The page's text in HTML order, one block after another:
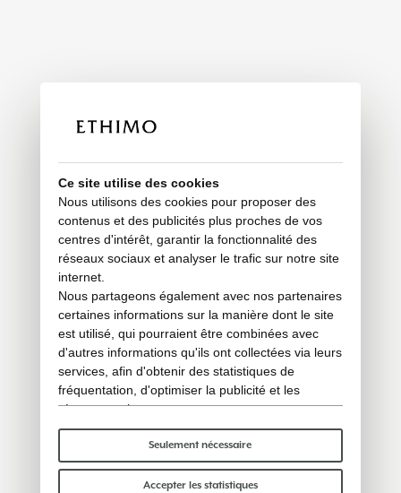
Ce site utilise des cookies
Nous utilisons des cookies pour proposer des
contenus et des publicités plus proches de vos
centres d'intérêt, garantir la fonctionnalité des
réseaux sociaux et analyser le trafic sur notre site
internet.
Nous partageons également avec nos partenaires
certaines informations sur la manière dont le site
est utilisé, qui pourraient être combinées avec
d'autres informations qu'ils ont collectées via leurs
services, afin d'obtenir des statistiques de
fréquentation, d'optimiser la publicité et les
réseaux sociaux.
Certains cookies « techniques » sont
indispensables au bon fonctionnement du site et
ne traitent ni ne partagent aucune donnée
personnelle avec des tiers. Pour en savoir plus,
Seulement nécessaire
Accepter les statistiques